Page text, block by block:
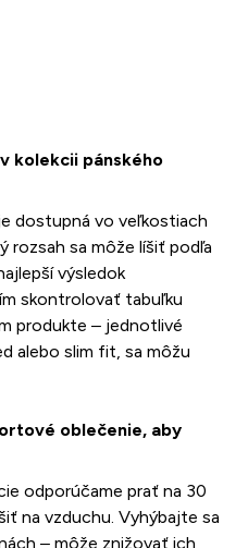
kolekcii pánského
dostupná vo veľkostiach
rozsah sa môže líšiť podľa
výsledok
skontrolovať tabuľku
produkte – jednotlivé
alebo slim fit, sa môžu
oblečenie, aby
odporúčame prať na 30
na vzduchu. Vyhýbajte sa
– môže znižovať ich